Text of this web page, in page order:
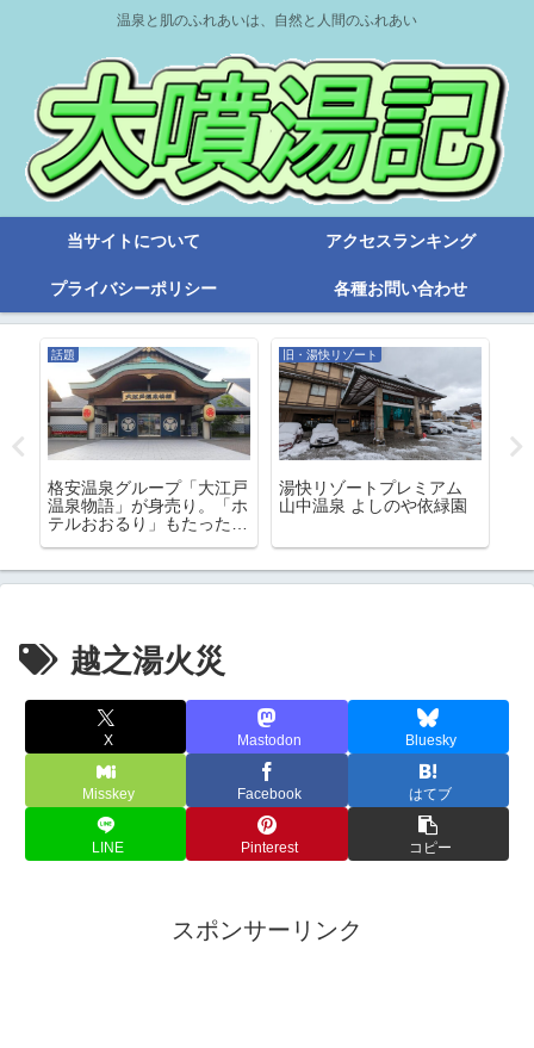
温泉と肌のふれあいは、自然と人間のふれあい
当サイトについて アクセスランキング
プライバシーポリシー 各種お問い合わせ
話題
格安温泉グループ「大江戸
温泉物語」が身売り。「ホ
テルおおるり」もたったの
旧・湯快リゾート
湯快リゾートプレミアム
山中温泉 よしのや依緑園
越之湯火災
X Mastodon Bluesky
Misskey Facebook はてブ
LINE Pinterest コピー
スポンサーリンク